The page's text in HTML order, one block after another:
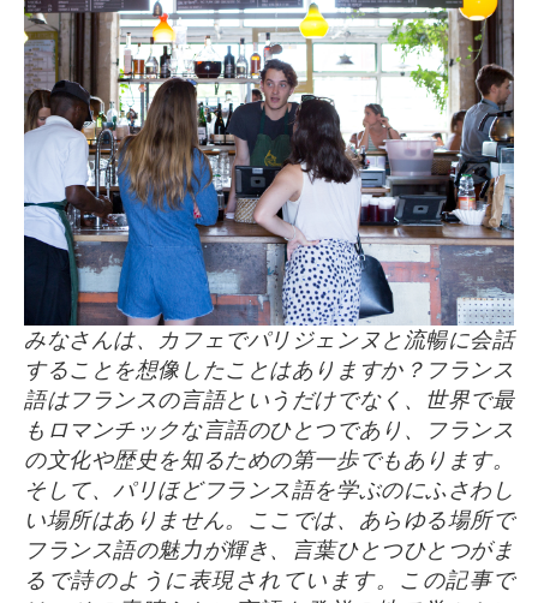
みなさんは、カフェでパリジェンヌと流暢に会話
することを想像したことはありますか？フランス
語はフランスの言語というだけでなく、世界で最
もロマンチックな言語のひとつであり、フランス
の文化や歴史を知るための第一歩でもあります。
そして、パリほどフランス語を学ぶのにふさわし
い場所はありません。ここでは、あらゆる場所で
フランス語の魅力が輝き、言葉ひとつひとつがま
るで詩のように表現されています。この記事で